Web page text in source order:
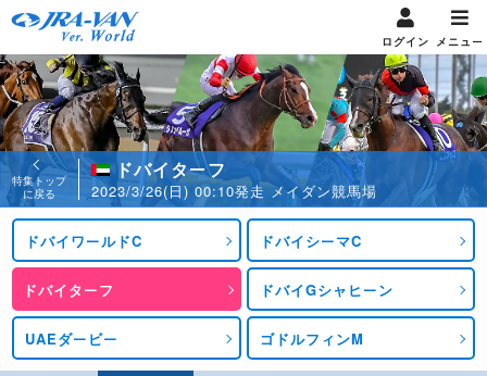
ログイン メニュー
特集トップ
に戻る
ドバイターフ
2023/3/26(日) 00:10発走 メイダン競馬場
ドバイワールドC ドバイシーマC
ドバイターフ ドバイGシャヒーン
UAEダービー ゴドルフィンM